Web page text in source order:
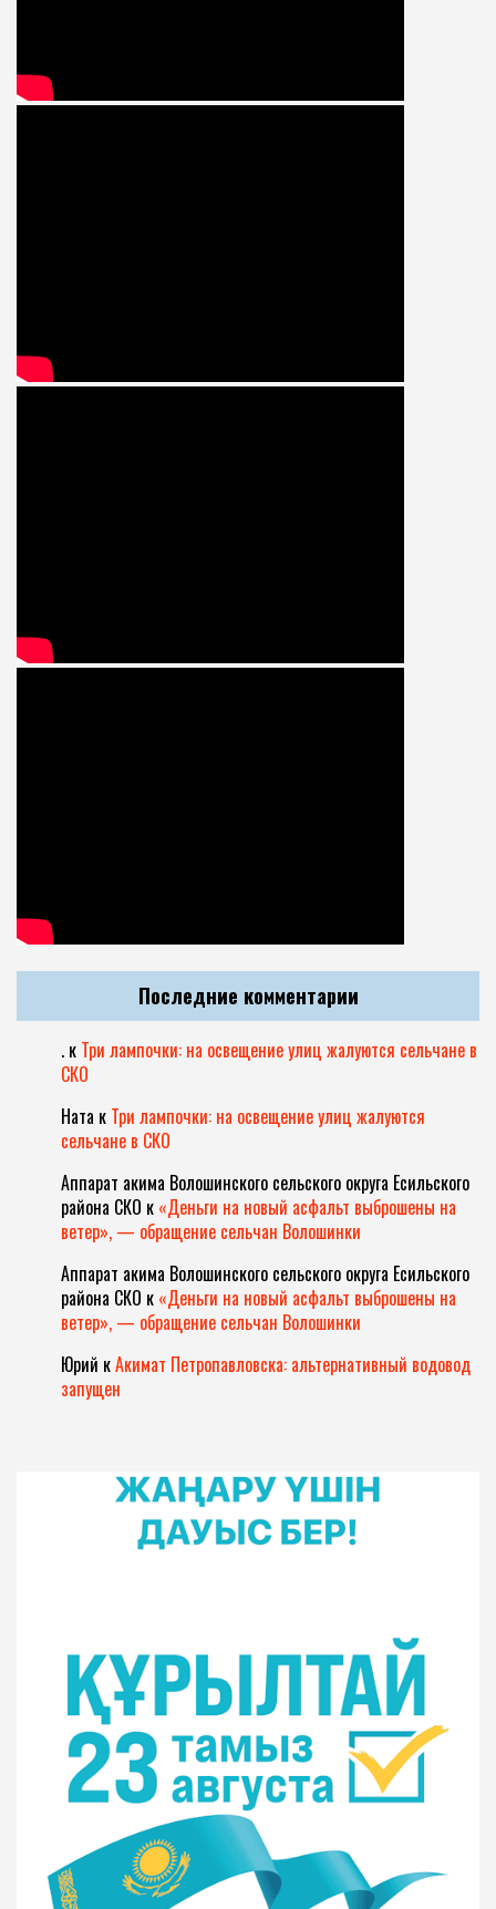
Последние комментарии
. к Три лампочки: на освещение улиц жалуются сельчане в
СКО
Ната к Три лампочки: на освещение улиц жалуются
сельчане в СКО
Аппарат акима Волошинского сельского округа Есильского
района СКО к «Деньги на новый асфальт выброшены на
ветер», — обращение сельчан Волошинки
Аппарат акима Волошинского сельского округа Есильского
района СКО к «Деньги на новый асфальт выброшены на
ветер», — обращение сельчан Волошинки
Юрий кАкимат Петропавловска: альтернативный водовод
запущен